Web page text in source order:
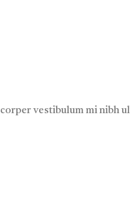
vestibulum mi nibh